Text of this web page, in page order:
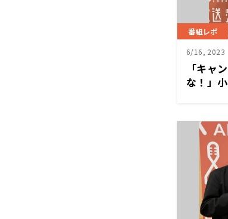
番組レポ
6/16, 2023
「キャ
な！」